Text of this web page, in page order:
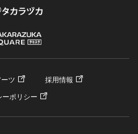
ツ
採用情報
ーポリシー